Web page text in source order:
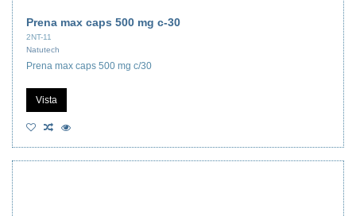
Prena max caps 500 mg c-30
2NT-11
Natutech
Prena max caps 500 mg c/30
Vista